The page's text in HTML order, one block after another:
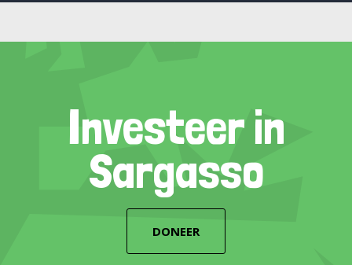
Investeer in
Sargasso
DONEER